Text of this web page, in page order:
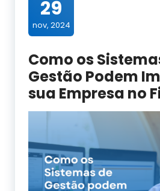
29
nov, 2024
Como os
Gestão Podem
sua Empresa no